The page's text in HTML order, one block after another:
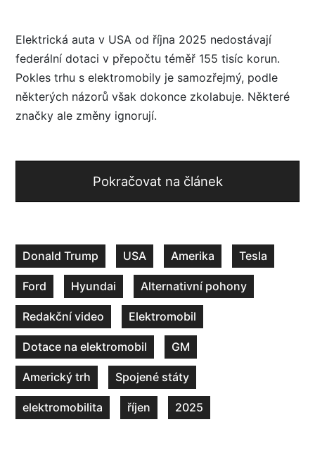
Elektrická auta v USA od října 2025 nedostávají
federální dotaci v přepočtu téměř 155 tisíc korun.
Pokles trhu s elektromobily je samozřejmý, podle
některých názorů však dokonce zkolabuje. Některé
značky ale změny ignorují.
Pokračovat na článek
Donald Trump USA Amerika Tesla
Ford Hyundai Alternativní pohony
Redakční video Elektromobil
Dotace na elektromobil GM
Americký trh Spojené státy
elektromobilita říjen 2025